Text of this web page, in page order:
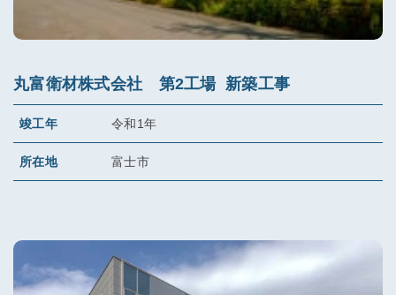
丸富衛材株式会社 第2工場 新築工事
竣工年 令和1年
所在地 富士市